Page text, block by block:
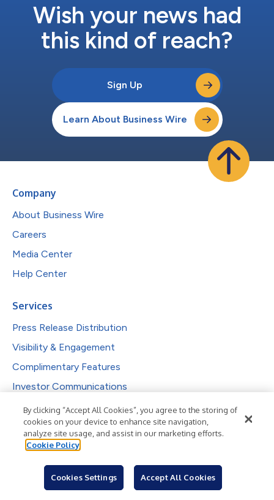
Wish your news had
this kind of reach?
Sign Up
Learn About Business Wire
Company
About Business Wire
Careers
Media Center
Help Center
Services
Press Release Distribution
Visibility & Engagement
Complimentary Features
Investor Communications
Reporting & Analytics
Solutions
IR Professionals
By clicking “Accept All Cookies”, you agree to the storing of
cookies on your device to enhance site navigation,
analyze site usage, and assist in our marketing efforts.
Cookie Policy
Cookies Settings Accept All Cookies